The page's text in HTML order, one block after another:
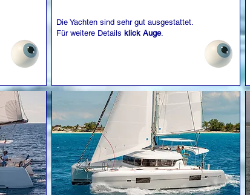
Die Yachten sind sehr gut ausgestattet.
Für weitere Details klick Auge.